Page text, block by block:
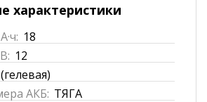
характеристики
18
12
АКБ: ТЯГА